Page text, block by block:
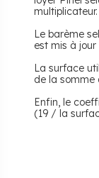
multiplicateur.
Le barème
est mis à
La surface
de la somme
Enfin, le
(19 / la